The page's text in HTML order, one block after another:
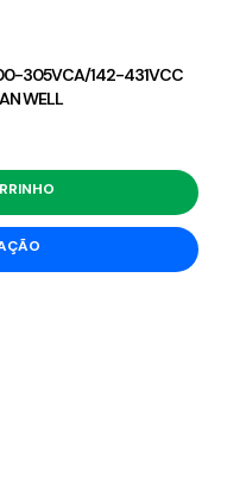
305VCA/142-431VCC
WELL